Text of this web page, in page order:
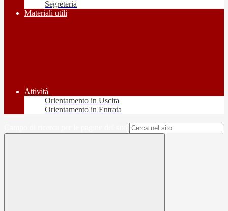
Segreteria
Materiali utili
Attività
Orientamento in Uscita
Orientamento in Entrata